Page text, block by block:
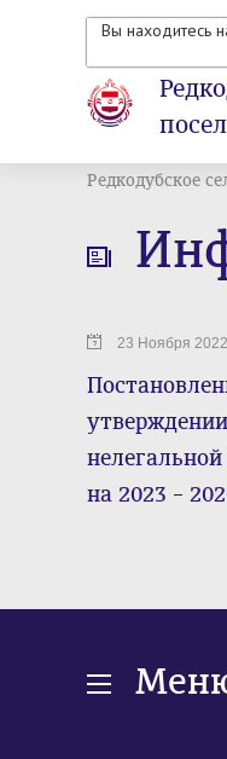
Вы находитесь
Редкодубское
23 Ноября
на 2023 –